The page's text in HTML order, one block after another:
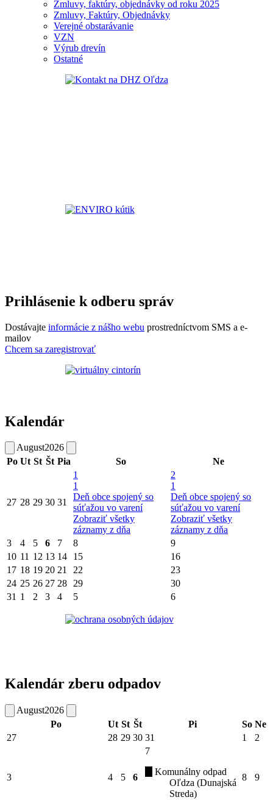
Zmluvy, faktúry, objednávky od roku 2025
Zmluvy, Faktúry, Objednávky
Verejné obstarávanie
VZN
Výrub drevín
Ostatné
Prihlásenie k odberu správ
Dostávajte informácie z nášho webu prostredníctvom SMS a e-
mailov
Chcem sa zaregistrovať
Kalendár
August2026
Po Ut St Št Pia So Ne
27 28 29 30 31
1
1
Deň obce spojený so
súťažou vo varení
Zobraziť všetky
záznamy z dňa
2
1
Deň obce spojený so
súťažou vo varení
Zobraziť všetky
záznamy z dňa
3
4 5 6 7 8
9
10 11 12 13 14 15
16
17 18 19 20 21 22
23
24 25 26 27 28 29
30
31 1 2 3 4 5 6
Kalendár zberu odpadov
August2026
Po
Ut St Št Pi So Ne
27
28 29 30 31 1 2
3 4 5 6
7
Komunálny odpad
Oľdza (Dunajská
Streda)
8 9